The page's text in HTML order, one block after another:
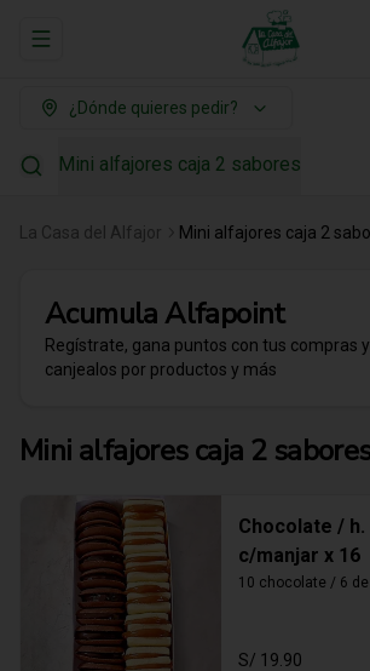
Abrir menu de navegación
¿Dónde quieres pedir?
Mini alfajores caja 2 sabores
La Casa del Alfajor Mini alfajores caja 2
AcumulaAlfapoint
Regístrate, gana puntos con tus compras y
canjealos por productos y más
Mini alfajores caja 2
Chocolate /
c/manjar x 16
10 chocolate / 6
S/ 19.90